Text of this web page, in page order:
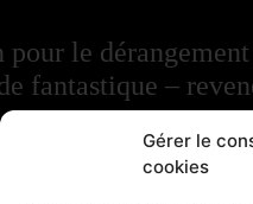
Gérer le
cookies
pour le
fantastique –